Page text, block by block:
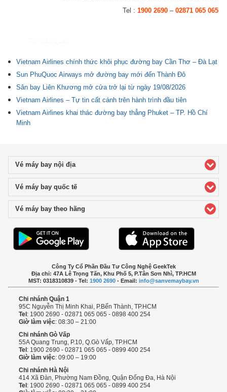
Tel : 1900 2690– 02871 065 065
Vietnam Airlines chính thức khôi phục đường bay Cần Thơ – Đà Lạt
Sun PhuQuoc Airways mở đường bay mới đến Thành Đô
Sân bay Liên Khương mở cửa trở lại từ ngày 19/08/2026
Vietnam Airlines – Tự tin cất cánh trên hành trình đầu tiên
Vietnam Airlines khai thác đường bay thẳng Phuket – TP. Hồ Chí
Minh
Vé máy bay nội địaclick to expand contents
Vé máy bay quốc tếclick to expand contents
Vé máy bay theo hãng
Công Ty Cổ Phần Đầu Tư Công Nghệ GeekTek
Địa chỉ: 47A Lê Trọng Tấn, Khu Phố 5, P.Tân Sơn Nhì, TP.HCM
MST: 0318310839 - Tel: 1900 2690- Email: info@sanvemaybay.vn
Chi nhánh Quận 1
95C Nguyễn Thị Minh Khai, P.Bến Thành, TP.HCM
Tel: 1900 2690 - 02871 065 065 - 0898 400 254
Giờ làm việc: 08:30 – 21:00
Chi nhánh Gò Vấp
55A Quang Trung, P.10, Q.Gò Vấp, TP.HCM
Tel: 1900 2690 - 02871 065 065 - 0899 400 254
Giờ làm việc: 09:00 – 19:00
Chi nhánh Hà Nội
414 Xã Đàn, Phường Nam Đồng, Quận Đống Đa, Hà Nội
Tel: 1900 2690 - 02871 065 065 - 0899 400 254